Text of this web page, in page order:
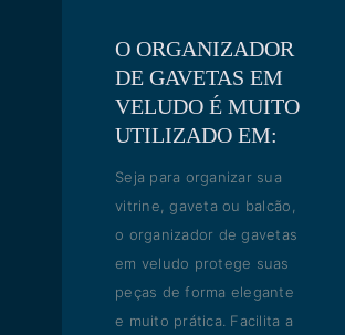
O ORGANIZADOR
DE GAVETAS EM
VELUDO É MUITO
UTILIZADO EM:
Seja para organizar sua
vitrine, gaveta ou balcão,
o organizador de gavetas
em veludo protege suas
peças de forma elegante
e muito prática. Facilita a